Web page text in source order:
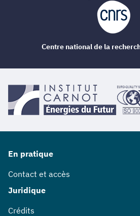
En pratique
Contact et accès
Juridique
Crédits
Centre national de la